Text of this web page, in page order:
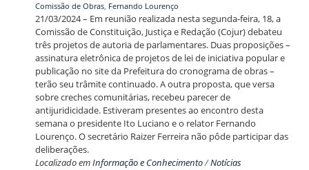
Comissão de Obras, Fernando Lourenço
21/03/2024 – Em reunião realizada nesta segunda-feira, 18, a
Comissão de Constituição, Justiça e Redação (Cojur) debateu
três projetos de autoria de parlamentares. Duas proposições –
assinatura eletrônica de projetos de lei de iniciativa popular e
publicação no site da Prefeitura do cronograma de obras –
terão seu trâmite continuado. A outra proposta, que versa
sobre creches comunitárias, recebeu parecer de
antijuridicidade. Estiveram presentes ao encontro desta
semana o presidente Ito Luciano e o relator Fernando
Lourenço. O secretário Raizer Ferreira não pôde participar das
deliberações.
Localizado emInformação e Conhecimento/Notícias